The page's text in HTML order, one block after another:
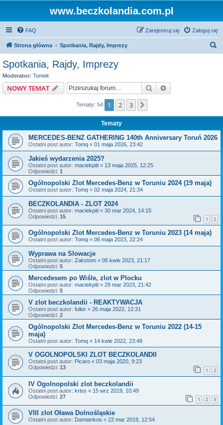
www.beczkolandia.com.pl
FAQ Zaloguj się
Zarejestruj się
Strona główna Spotkania, Rajdy, Imprezy
Spotkania, Rajdy, Imprezy
Moderator: Tomek
NOWY TEMAT Szukaj
Tematy: 54 1 2 3
Tematy
MERCEDES-BENZ GATHERING 140th Anniversary Toruń 2026
Ostatni post autor: Tomq « 01 maja 2026, 23:42
Jakieś wydarzenia 2025?
Ostatni post autor: maciekpiti « 13 maja 2025, 12:25
Odpowiedzi: 1
Ogólnopolski Zlot Mercedes-Benz w Toruniu 2024 (19 maja)
Ostatni post autor: Tomq « 02 maja 2024, 21:34
BECZKOLANDIA - ZLOT 2024
Ostatni post autor: maciekpiti « 30 mar 2024, 14:15
Odpowiedzi: 15 1 2
Ogólnopolski Zlot Mercedes-Benz w Toruniu 2023 (14 maja)
Ostatni post autor: Tomq « 06 maja 2023, 22:24
Wyprawa na Slowacje
Ostatni post autor: Zakstom « 05 kwie 2023, 21:17
Odpowiedzi: 5
Mercedesem po Wiśle, zlot w Plocku
Ostatni post autor: maciekpiti « 29 mar 2023, 21:42
Odpowiedzi: 5
V zlot beczkolandii - REAKTYWACJA
Ostatni post autor: fulior « 26 maja 2022, 12:31
Odpowiedzi: 2
Ogólnopolski Zlot Mercedes-Benz w Toruniu 2022 (14-15
maja)
Ostatni post autor: Tomq « 14 kwie 2022, 23:48
V OGOLNOPOLSKI ZLOT BECZKOLANDII
Ostatni post autor: Picaro « 03 maja 2020, 9:23
Odpowiedzi: 13 1 2
IV Ogolnopolski zlot beczkolandii
Ostatni post autor: kriss « 15 wrz 2019, 10:49
Odpowiedzi: 27 1 2 3
VIII zlot Oława Dolnośląskie
Ostatni post autor: Damiankos « 22 mar 2019, 12:54